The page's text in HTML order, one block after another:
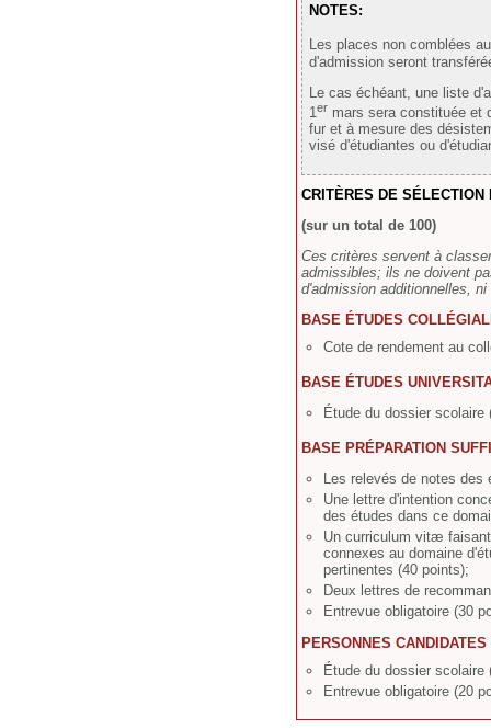
NOTES:
Les places non comblées
d'admission seront
Le cas échéant, une liste
1er mars sera constituée et
fur et à mesure des
visé d'étudiantes ou
CRITÈRES DE SÉLECTION
(sur un total de 100)
Ces critères servent à
admissibles; ils ne doivent
d'admission additionnelles,
BASE ÉTUDES
Cote de rendement au
BASE ÉTUDES
Étude du dossier scolaire
BASE PRÉPARATION
Les relevés de notes des
Une lettre d'intention
des études dans ce
Un curriculum vitæ
connexes au domaine
pertinentes (40 points);
Deux lettres de
Entrevue obligatoire (30
PERSONNES
Étude du dossier scolaire
Entrevue obligatoire (20